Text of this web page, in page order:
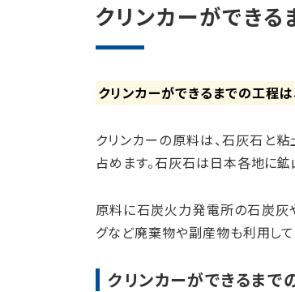
クリンカーができ
クリンカーができるまでの工程は
クリンカーの原料は、石灰石と
占めます。石灰石は日本各地に
原料に石炭火力発電所の石炭灰
グなど廃棄物や副産物も利用して
クリンカーができるまで